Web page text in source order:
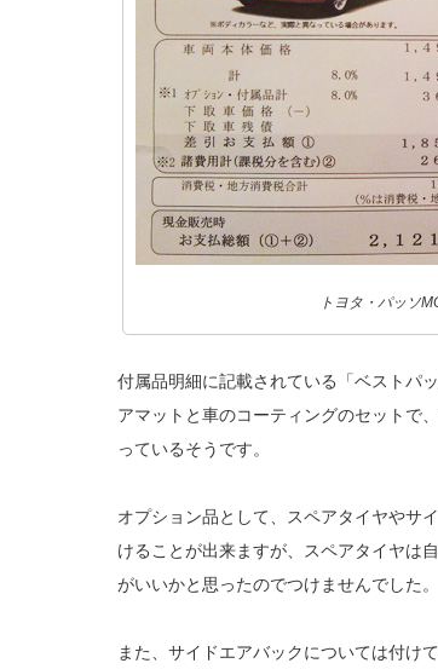
トヨタ・パッ
付属品明細に記載されている「ベストパ
アマットと車のコーティングのセットで
っているそうです。
オプション品として、スペアタイヤやサ
けることが出来ますが、スペアタイヤは
がいいかと思ったのでつけませんでした。
また、サイドエアバックについては付け